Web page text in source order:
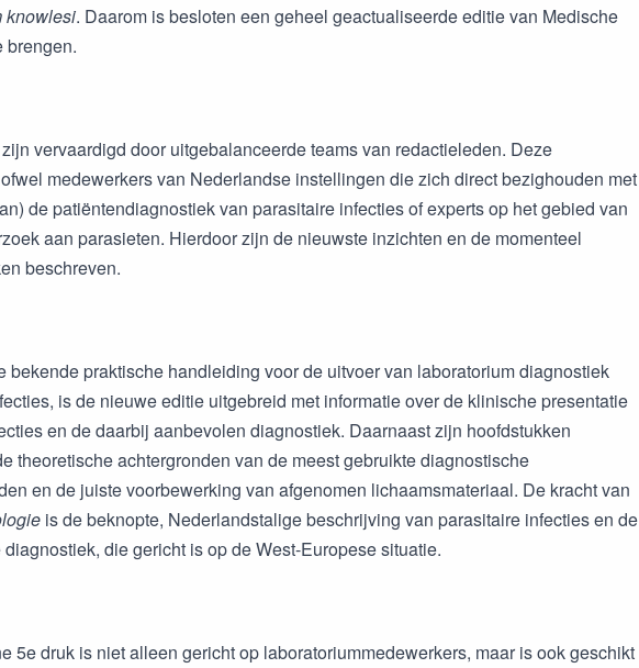
knowlesi. Daarom is besloten een geheel geactualiseerde editie van Medische
brengen.
vervaardigd door uitgebalanceerde teams van redactieleden. Deze
medewerkers van Nederlandse instellingen die zich direct bezighouden met
de patiëntendiagnostiek van parasitaire infecties of experts op het gebied van
aan parasieten. Hierdoor zijn de nieuwste inzichten en de momenteel
beschreven.
bekende praktische handleiding voor de uitvoer van laboratorium diagnostiek
is de nieuwe editie uitgebreid met informatie over de klinische presentatie
en de daarbij aanbevolen diagnostiek. Daarnaast zijn hoofdstukken
theoretische achtergronden van de meest gebruikte diagnostische
en de juiste voorbewerking van afgenomen lichaamsmateriaal. De kracht van
is de beknopte, Nederlandstalige beschrijving van parasitaire infecties en de
die gericht is op de West-Europese situatie.
5e druk is niet alleen gericht op laboratoriummedewerkers, maar is ook geschikt